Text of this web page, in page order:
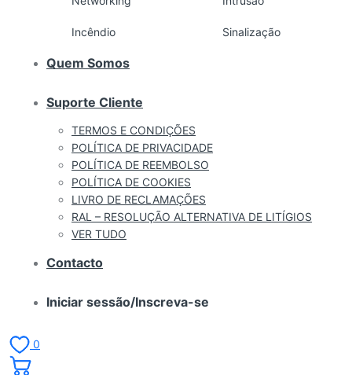
Incêndio Sinalização
Quem Somos
Suporte Cliente
TERMOS E CONDIÇÕES
POLÍTICA DE PRIVACIDADE
POLÍTICA DE REEMBOLSO
POLÍTICA DE COOKIES
LIVRO DE RECLAMAÇÕES
RAL – RESOLUÇÃO ALTERNATIVA DE LITÍGIOS
VER TUDO
Contacto
Iniciar sessão/Inscreva-se
0